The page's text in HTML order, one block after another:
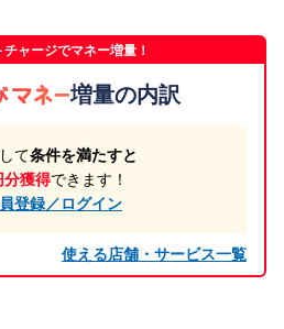
ャージでマネー増量！
増量の内訳
て条件を満たすと
獲得できます！
登録／ログイン
使える店舗・サービス一覧